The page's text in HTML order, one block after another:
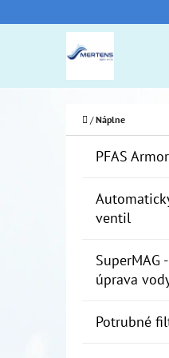
Domov
/ Náplne
Preskočiť
PFAS Armor
ventil
SuperMAG
úprava
Potrubné
Í
do
obchodu
do
obchodu